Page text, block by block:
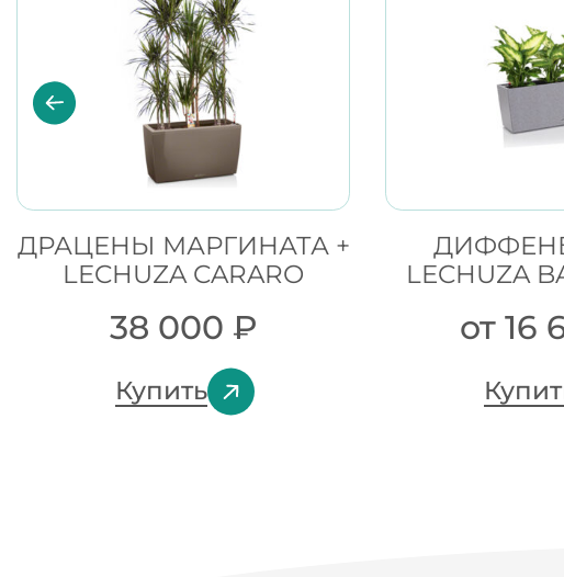
ДРАЦЕНЫ МАРГИНАТА +
LECHUZA CARARO
38 000 ₽
Купить
LECHUZA
от16